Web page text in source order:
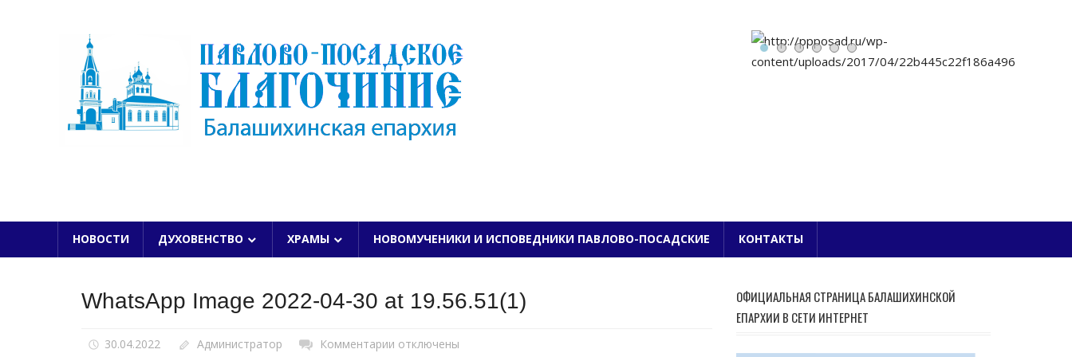
ПАВЛОВО-ПОСАДСКОЕ БЛАГОЧИНИЕ
НОВОСТИ ДУХОВЕНСТВО ХРАМЫ НОВОМУЧЕНИКИ И ИСПОВЕДНИКИ ПАВЛОВО-ПОСАДСКИЕ КОНТАКТЫ
WhatsApp Image 2022-04-30 at 19.56.51(1)
30.04.2022 Администратор Комментарии котключены
ОФИЦИАЛЬНАЯ СТРАНИЦА БАЛАШИХИНСКОЙ
ЕПАРХИИ В СЕТИ ИНТЕРНЕТ